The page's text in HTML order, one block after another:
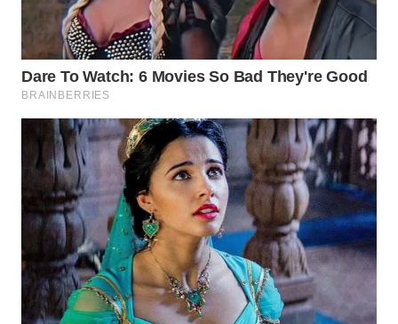
WN
TANGERANG
WN
BINJAI
WN
CIREBON
WN
INDRAMAYU
WN
KUNINGAN